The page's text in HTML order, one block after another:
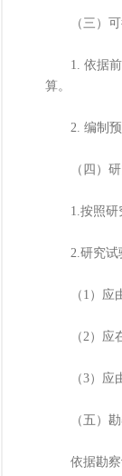
（三）可
1. 依据前期
算。
2. 编制预
（四）研
1.按照研究
2.研究试验
（1）应由
（2）应在
（3）应由
（五）勘
依据勘察设